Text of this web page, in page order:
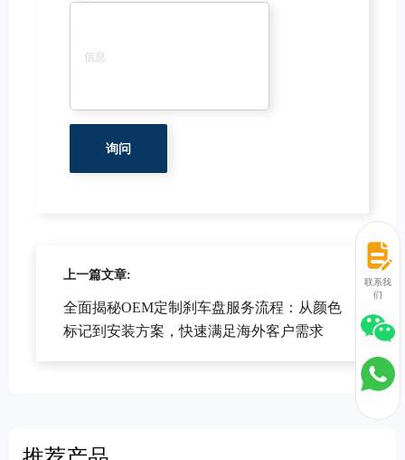
上一篇文章:
全面揭秘OEM定制刹车盘服务流程：从颜色
标记到安装方案，快速满足海外客户需求
联系我
们